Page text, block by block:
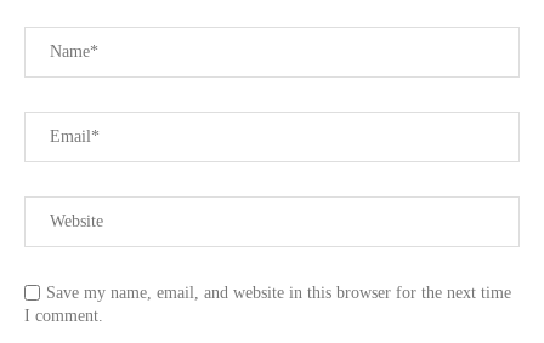
Save my name, email, and website in this browser for the next time
I comment.